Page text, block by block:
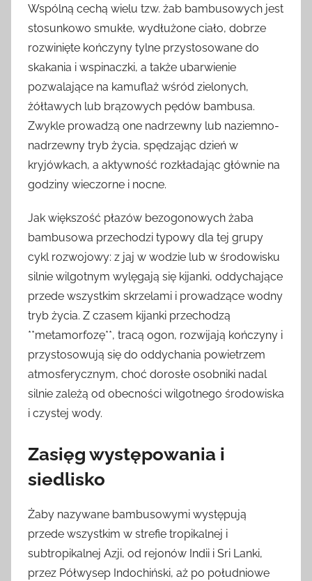
Wspólną cechą wielu tzw. żab bambusowych jest
stosunkowo smukłe, wydłużone ciało, dobrze
rozwinięte kończyny tylne przystosowane do
skakania i wspinaczki, a także ubarwienie
pozwalające na kamuflaż wśród zielonych,
żółtawych lub brązowych pędów bambusa.
Zwykle prowadzą one nadrzewny lub naziemno-
nadrzewny tryb życia, spędzając dzień w
kryjówkach, a aktywność rozkładając głównie na
godziny wieczorne i nocne.
Jak większość płazów bezogonowych żaba
bambusowa przechodzi typowy dla tej grupy
cykl rozwojowy: z jaj w wodzie lub w środowisku
silnie wilgotnym wylęgają się kijanki, oddychające
przede wszystkim skrzelami i prowadzące wodny
tryb życia. Z czasem kijanki przechodzą
**metamorfozę**, tracą ogon, rozwijają kończyny i
przystosowują się do oddychania powietrzem
atmosferycznym, choć dorosłe osobniki nadal
silnie zależą od obecności wilgotnego środowiska
i czystej wody.
Zasięg występowania i
siedlisko
Żaby nazywane bambusowymi występują
przede wszystkim w strefie tropikalnej i
subtropikalnej Azji, od rejonów Indii i Sri Lanki,
przez Półwysep Indochiński, aż po południowe